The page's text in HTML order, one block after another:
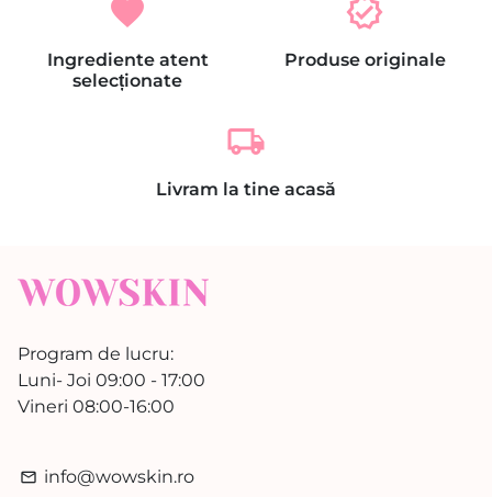
favorite
Ingrediente atent
selecționate
verified
Produse originale
local_shipping
Livram la tine acasă
Program de lucru:
Luni- Joi 09:00 - 17:00
Vineri 08:00-16:00
email info@wowskin.ro